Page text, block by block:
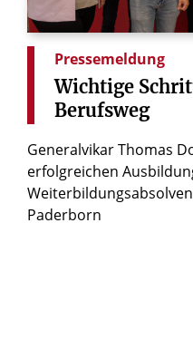
Pressemeldung
Wichtige
Berufsweg
Generalvikar Thomas
erfolgreichen
Paderborn